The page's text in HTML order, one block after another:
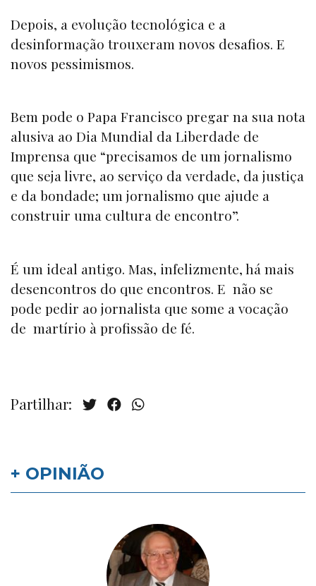
Depois, a evolução tecnológica e a
desinformação trouxeram novos desafios. E
novos pessimismos.
Bem pode o Papa Francisco pregar na sua nota
alusiva ao Dia Mundial da Liberdade de
Imprensa que “precisamos de um jornalismo
que seja livre, ao serviço da verdade, da justiça
e da bondade; um jornalismo que ajude a
construir uma cultura de encontro”.
É um ideal antigo. Mas, infelizmente, há mais
desencontros do que encontros. E não se
pode pedir ao jornalista que some a vocação
de martírio à profissão de fé.
Partilhar:
+ OPINIÃO